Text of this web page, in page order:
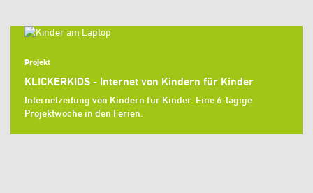
Projekt
KLICKERKIDS - Internet von Kindern für Kinder
Internetzeitung von Kindern für Kinder. Eine 6-tägige
Projektwoche in den Ferien.